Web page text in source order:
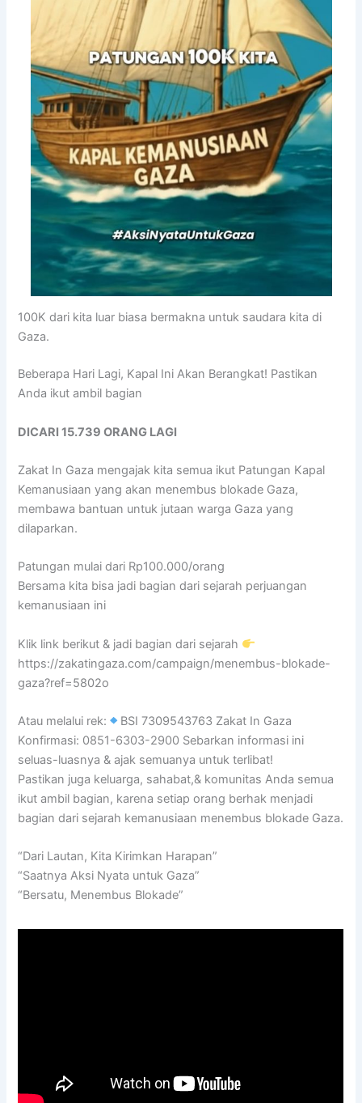
100K dari kita luar biasa bermakna untuk saudara kita di
Gaza.
Beberapa Hari Lagi, Kapal Ini Akan Berangkat! Pastikan
Anda ikut ambil bagian
DICARI 15.739 ORANG LAGI
Zakat In Gaza mengajak kita semua ikut Patungan Kapal
Kemanusiaan yang akan menembus blokade Gaza,
membawa bantuan untuk jutaan warga Gaza yang
dilaparkan.
Patungan mulai dari Rp100.000/orang
Bersama kita bisa jadi bagian dari sejarah perjuangan
kemanusiaan ini
Klik link berikut & jadi bagian dari sejarah
https://zakatingaza.com/campaign/menembus-blokade-
gaza?ref=5802o
Atau melalui rek:
BSI 7309543763 Zakat In Gaza
Konfirmasi: 0851-6303-2900 Sebarkan informasi ini
seluas-luasnya & ajak semuanya untuk terlibat!
Pastikan juga keluarga, sahabat,& komunitas Anda semua
ikut ambil bagian, karena setiap orang berhak menjadi
bagian dari sejarah kemanusiaan menembus blokade Gaza.
“Dari Lautan, Kita Kirimkan Harapan”
“Saatnya Aksi Nyata untuk Gaza”
“Bersatu, Menembus Blokade”